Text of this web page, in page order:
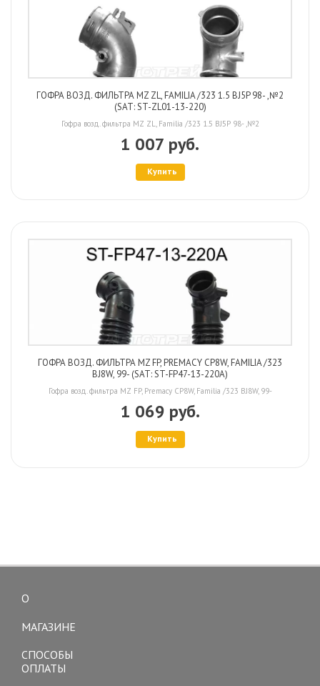
ГОФРА ВОЗД. ФИЛЬТРА MZ ZL, FAMILIA /323 1.5 BJ5P 98- ,№2
(SAT: ST-ZL01-13-220)
Гофра возд. фильтра MZ ZL, Familia /323 1.5 BJ5P 98- ,№2
1 007 руб.
Купить
ГОФРА ВОЗД. ФИЛЬТРА MZ FP, PREMACY CP8W, FAMILIA /323
BJ8W, 99- (SAT: ST-FP47-13-220A)
Гофра возд. фильтра MZ FP, Premacy CP8W, Familia /323 BJ8W, 99-
1 069 руб.
Купить
О
МАГАЗИНЕ
СПОСОБЫ
ОПЛАТЫ